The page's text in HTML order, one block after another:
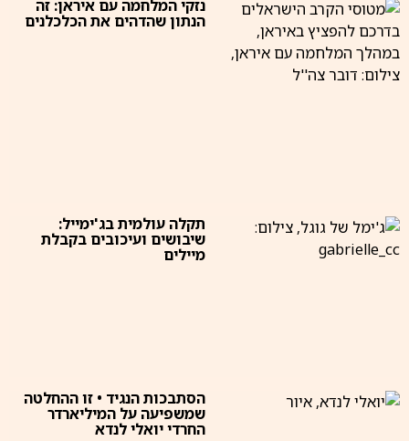
נזקי המלחמה עם איראן: זה
הנתון שהדהים את הכלכלנים
תקלה עולמית בג'ימייל:
שיבושים ועיכובים בקבלת
מיילים
הסתבכות הנגיד • זו ההחלטה
שמשפיעה על המיליארדר
החרדי יואלי לנדא